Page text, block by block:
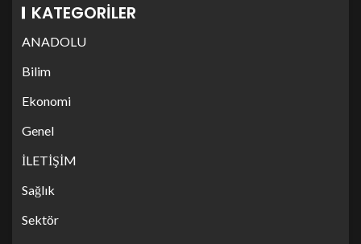
KATEGORILER
ANADOLU
Bilim
Ekonomi
Genel
İLETİŞİM
Sağlık
Sektör